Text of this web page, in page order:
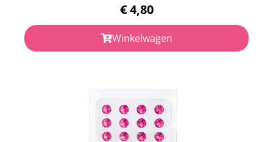
€4,80
Winkelwagen